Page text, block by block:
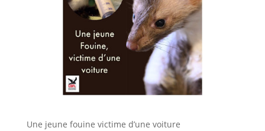
Une jeune fouine victime d’une voiture